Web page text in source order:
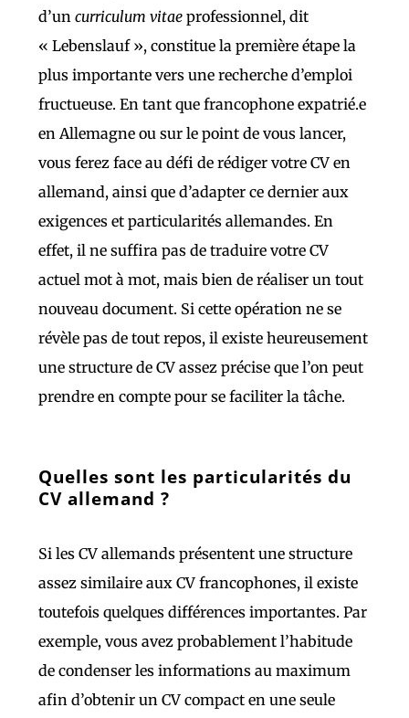
d’un curriculum vitae professionnel, dit
« Lebenslauf », constitue la première étape la
plus importante vers une recherche d’emploi
fructueuse. En tant que francophone expatrié.e
en Allemagne ou sur le point de vous lancer,
vous ferez face au défi de rédiger votre CV en
allemand, ainsi que d’adapter ce dernier aux
exigences et particularités allemandes. En
effet, il ne suffira pas de traduire votre CV
actuel mot à mot, mais bien de réaliser un tout
nouveau document. Si cette opération ne se
révèle pas de tout repos, il existe heureusement
une structure de CV assez précise que l’on peut
prendre en compte pour se faciliter la tâche.
Quelles sont les particularités du
CV allemand ?
Si les CV allemands présentent une structure
assez similaire aux CV francophones, il existe
toutefois quelques différences importantes. Par
exemple, vous avez probablement l’habitude
de condenser les informations au maximum
afin d’obtenir un CV compact en une seule